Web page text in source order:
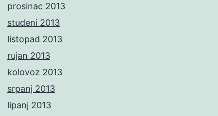
prosinac 2013
studeni 2013
listopad 2013
rujan 2013
kolovoz 2013
srpanj 2013
lipanj 2013